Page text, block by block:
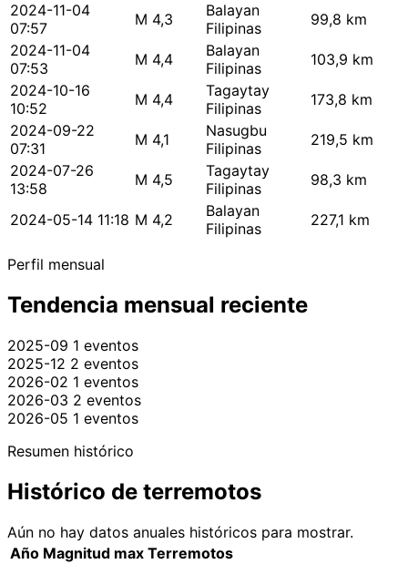
2024-11-04
07:57
M 4,3
Balayan
Filipinas
99,8 km
2024-11-04
07:53
M 4,4
Balayan
Filipinas
103,9 km
2024-10-16
10:52
M 4,4
Tagaytay
Filipinas
173,8 km
2024-09-22
07:31
M 4,1
Nasugbu
Filipinas
219,5 km
2024-07-26
13:58
M 4,5
Tagaytay
Filipinas
98,3 km
2024-05-14 11:18 M 4,2
Balayan
Filipinas
227,1 km
Perfil mensual
Tendencia mensual reciente
2025-09 1 eventos
2025-12 2 eventos
2026-02 1 eventos
2026-03 2 eventos
2026-05 1 eventos
Resumen histórico
Histórico de terremotos
Aún no hay datos anuales históricos para mostrar.
Año Magnitud max Terremotos